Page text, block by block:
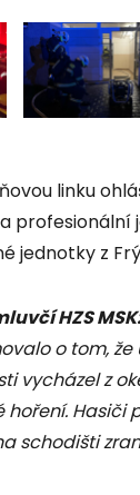
linku
jednotky z
HZS
o tom,
vycházel z
Hasiči
schodišti